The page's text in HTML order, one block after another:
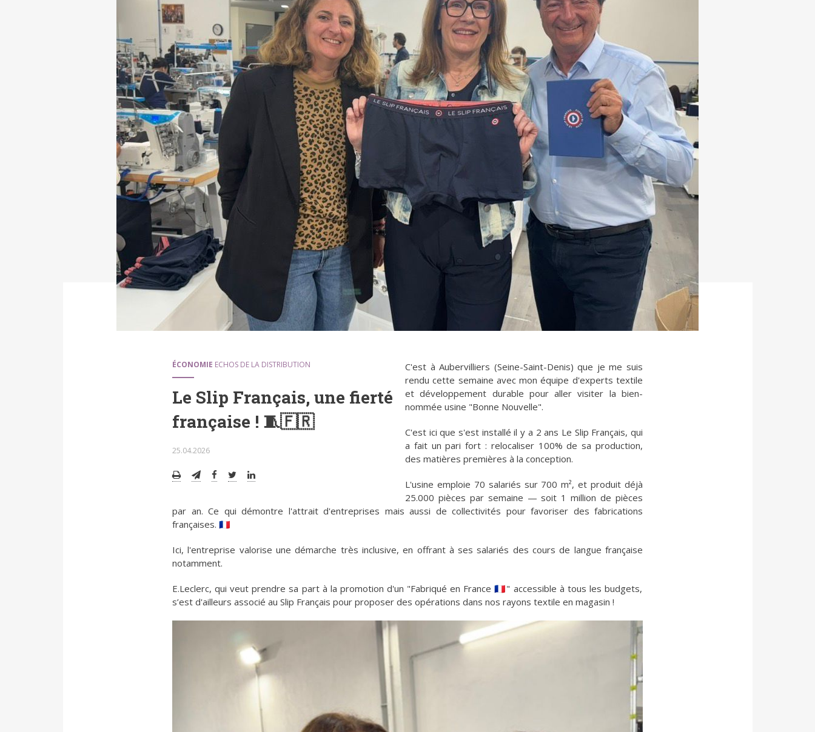
ÉCONOMIE ECHOS DE LA DISTRIBUTION
Le Slip Français, une fierté
française ! 🧵🇫🇷
25.04.2026
C'est à Aubervilliers (Seine-Saint-Denis) que je me suis
rendu cette semaine avec mon équipe d'experts textile
et développement durable pour aller visiter la bien-
nommée usine "Bonne Nouvelle".
C'est ici que s'est installé il y a 2 ans Le Slip Français, qui
a fait un pari fort : relocaliser 100% de sa production,
des matières premières à la conception.
L'usine emploie 70 salariés sur 700 m², et produit déjà
25.000 pièces par semaine — soit 1 million de pièces
par an. Ce qui démontre l'attrait d'entreprises mais aussi de collectivités pour favoriser des fabrications
françaises. 🇫🇷
Ici, l'entreprise valorise une démarche très inclusive, en offrant à ses salariés des cours de langue française
notamment.
E.Leclerc, qui veut prendre sa part à la promotion d'un "Fabriqué en France 🇫🇷" accessible à tous les budgets,
s’est d'ailleurs associé au Slip Français pour proposer des opérations dans nos rayons textile en magasin !